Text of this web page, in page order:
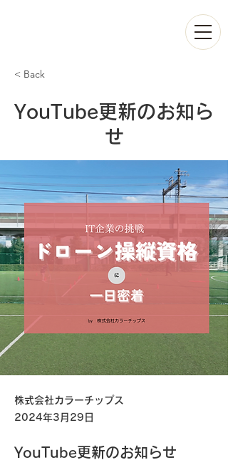
< Back
YouTube更新のお知ら
せ
株式会社カラーチップス
2024年3月29日
YouTube更新のお知らせ